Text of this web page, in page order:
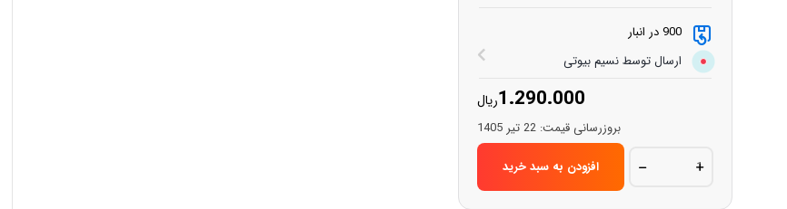
900 در انبار
ارسال توسط نسیم بیوتی
1.290.000ریال
بروزرسانی قیمت:22 تیر 1405
مداد
چشم افزودن به سبد خرید